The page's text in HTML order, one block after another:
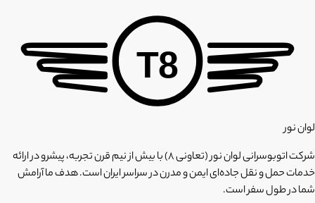
T8
لوان نور
شرکت اتوبوسرانی لوان نور (تعاونی ۸) با بیش از نیم قرن تجربه، پیشرو در ارائه
خدمات حمل و نقل جاده‌ای ایمن و مدرن در سراسر ایران است. هدف ما آرامش
شما در طول سفر است.